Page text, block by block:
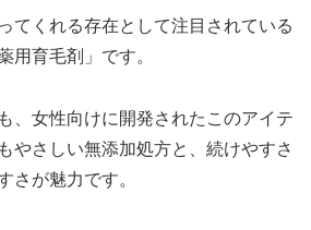
てくれる存在として注目されている
用育毛剤」です。
、女性向けに開発されたこのアイテ
やさしい無添加処方と、続けやすさ
さが魅力です。